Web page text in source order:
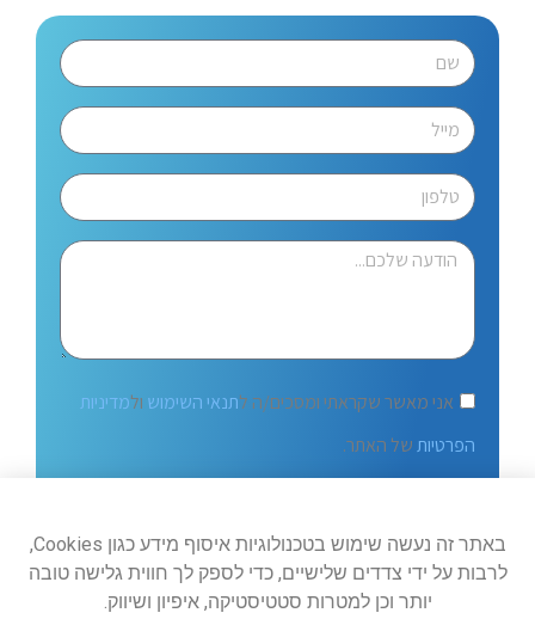
אני מאשר שקראתי ומסכים/ה לתנאי השימוש ולמדיניות
הפרטיותשל האתר.
באתר זה נעשה שימוש בטכנולוגיות איסוף מידע כגון Cookies,
לרבות על ידי צדדים שלישיים, כדי לספק לך חווית גלישה טובה
יותר וכן למטרות סטטיסטיקה, איפיון ושיווק.